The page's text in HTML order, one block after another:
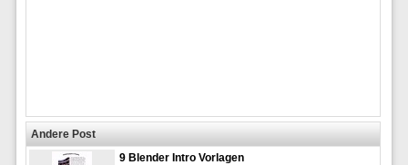
Andere Post
9 Blender Intro Vorlagen